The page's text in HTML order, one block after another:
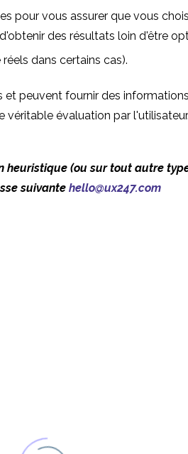
pour vous assurer que vous
des résultats loin d'être
dans certains cas).
peuvent fournir des
évaluation par
(ou sur tout autre
suivante hello@ux247.com